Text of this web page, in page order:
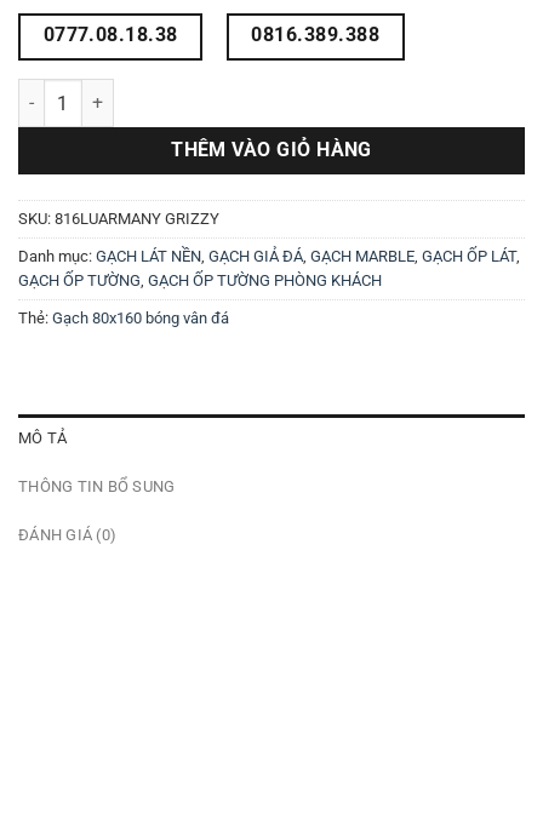
0777.08.18.38 0816.389.388
Gạch 80x160 816LUARMANY GRIZZY số lượng
THÊM VÀO GIỎ HÀNG
SKU: 816LUARMANY GRIZZY
Danh mục: GẠCH LÁT NỀN, GẠCH GIẢ ĐÁ, GẠCH MARBLE, GẠCH ỐP LÁT,
GẠCH ỐP TƯỜNG, GẠCH ỐP TƯỜNG PHÒNG KHÁCH
Thẻ: Gạch 80x160 bóng vân đá
MÔ TẢ
THÔNG TIN BỔ SUNG
ĐÁNH GIÁ (0)